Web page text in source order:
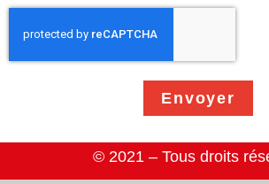
Envoyer
© 2021 – Tous droits